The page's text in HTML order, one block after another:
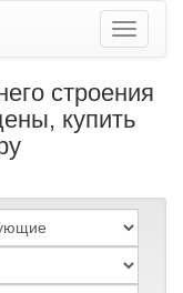
строения
купить